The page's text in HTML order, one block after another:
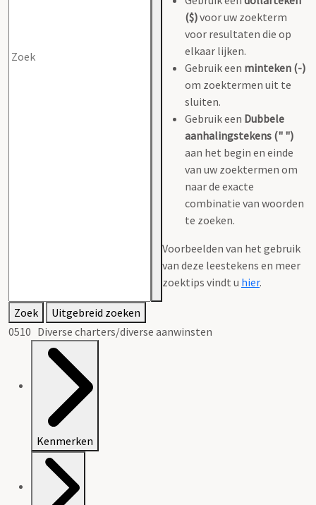
($)voor uw zoekterm
voor resultaten die op
elkaar lijken.
Gebruik een minteken (-)
om zoektermen uit te
sluiten.
Gebruik een Dubbele
aanhalingstekens (" ")
aan het begin en einde
van uw zoektermen om
naar de exacte
combinatie van woorden
te zoeken.
Voorbeelden van het gebruik
van deze leestekens en meer
zoektips vindt u hier.
Zoek
Uitgebreid zoeken
0510 Diverse charters/diverse aanwinsten
Kenmerken